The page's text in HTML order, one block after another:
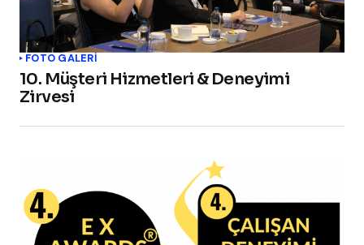
FOTO GALERİ
10. Müşteri Hizmetleri & Deneyimi
Zirvesi